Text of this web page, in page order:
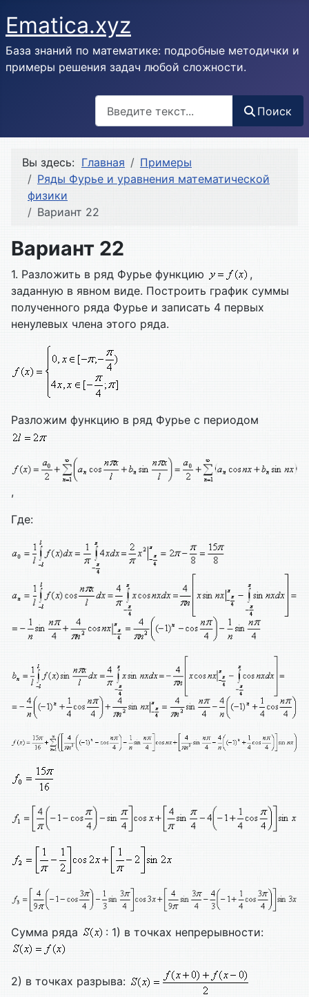
Ematica.xyz
База знаний по математике: подробные методички и
примеры решения задач любой сложности.
Поиск
Вы здесь: Главная
Примеры
Ряды Фурье и уравнения математической
физики
Вариант 22
Вариант 22
1. Разложить в ряд Фурье функцию
,
заданную в явном виде. Построить график суммы
полученного ряда Фурье и записать 4 первых
ненулевых члена этого ряда.
Разложим функцию в ряд Фурье с периодом
,
Где:
Сумма ряда : 1) в точках непрерывности:
2) в точках разрыва: